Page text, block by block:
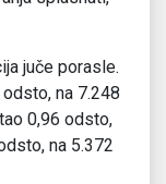
juče porasle.
na 7.248
0,96 odsto,
na 5.372